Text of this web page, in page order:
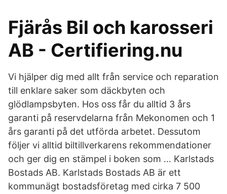
Fjärås Bil och karosseri
AB - Certifiering.nu
Vi hjälper dig med allt från service och reparation
till enklare saker som däckbyten och
glödlampsbyten. Hos oss får du alltid 3 års
garanti på reservdelarna från Mekonomen och 1
års garanti på det utförda arbetet. Dessutom
följer vi alltid biltillverkarens rekommendationer
och ger dig en stämpel i boken som … Karlstads
Bostads AB. Karlstads Bostads AB är ett
kommunägt bostadsföretag med cirka 7 500